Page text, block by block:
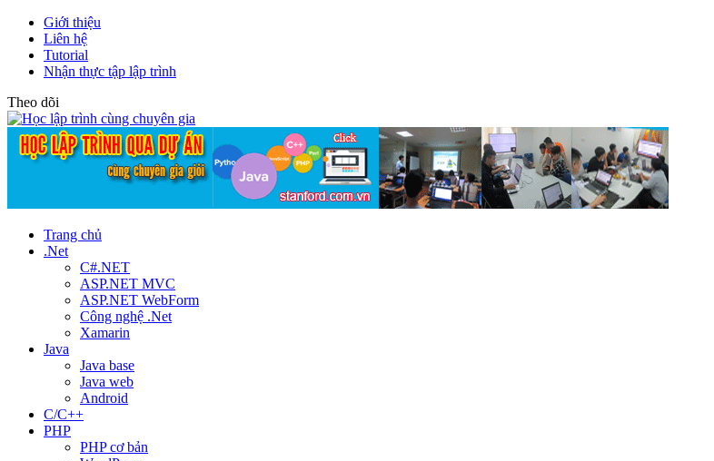
Giới thiệu
Liên hệ
Tutorial
Nhận thực tập lập trình
Theo dõi
Trang chủ
.Net
C#.NET
ASP.NET MVC
ASP.NET WebForm
Công nghệ .Net
Xamarin
Java
Java base
Java web
Android
C/C++
PHP
PHP cơ bản